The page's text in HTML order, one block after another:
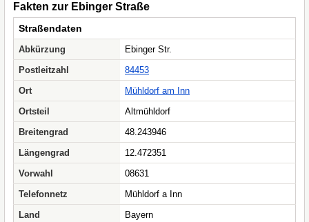
Fakten zur Ebinger Straße
Straßendaten
Abkürzung
Ebinger Str.
Postleitzahl
84453
Ort
Mühldorf am Inn
Ortsteil
Altmühldorf
Breitengrad
48.243946
Längengrad
12.472351
Vorwahl
08631
Telefonnetz
Mühldorf a Inn
Land
Bayern